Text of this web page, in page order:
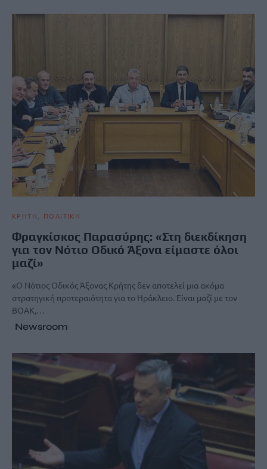
ΚΡΗΤΗ ΠΟΛΙΤΙΚΗ
Φραγκίσκος Παρασύρης: «Στη διεκδίκηση
για τον Νότιο Οδικό Άξονα είμαστε όλοι
μαζί»
«O Νότιος Οδικός Άξονας Κρήτης δεν αποτελεί μια ακόμα
στρατηγική προτεραιότητα για το Ηράκλειο. Είναι μαζί με τον
ΒΟΑΚ,…
Newsroom